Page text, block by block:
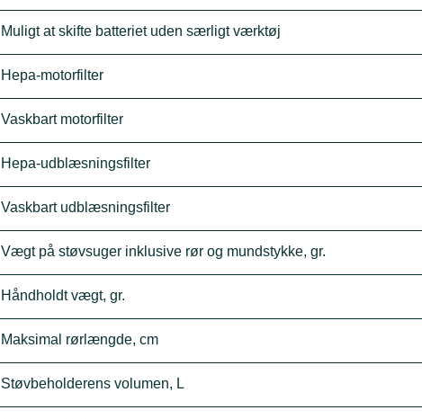
Muligt at skifte batteriet uden særligt værktøj
Hepa-motorfilter
Vaskbart motorfilter
Hepa-udblæsningsfilter
Vaskbart udblæsningsfilter
Vægt på støvsuger inklusive rør og mundstykke, gr.
Håndholdt vægt, gr.
Maksimal rørlængde, cm
Støvbeholderens volumen, L